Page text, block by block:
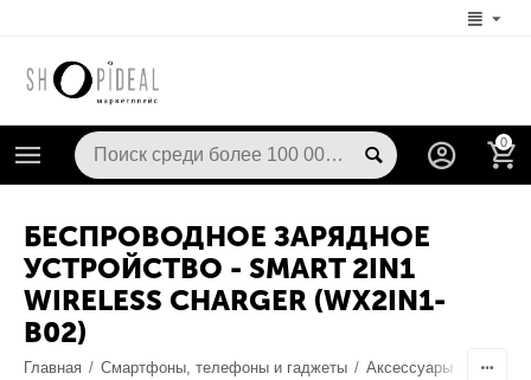
0
БЕСПРОВОДНОЕ ЗАРЯДНОЕ
УСТРОЙСТВО - SMART 2IN1
WIRELESS CHARGER (WX2IN1-
B02)
Главная / Смартфоны, телефоны и гаджеты / Аксессуары Док-